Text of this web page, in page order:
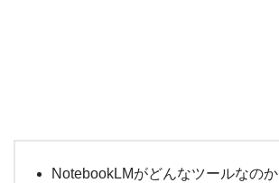
NotebookLMがどんなツールなのか